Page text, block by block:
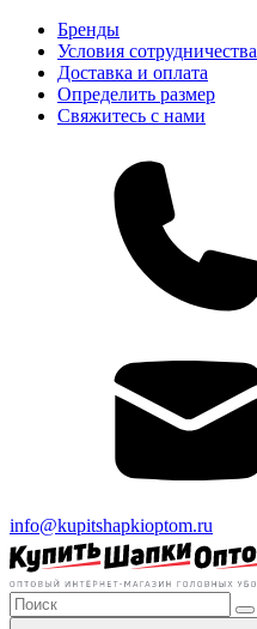
Бренды
Условия сотрудничества
Доставка и оплата
Определить размер
Свяжитесь с нами
info@kupitshapkioptom.ru